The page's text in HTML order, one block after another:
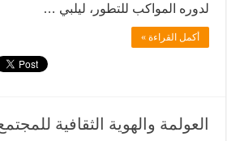
لدوره المواكب للتطور، ليلبي …
أكمل القراءة »
العولمة والهوية الثقافية